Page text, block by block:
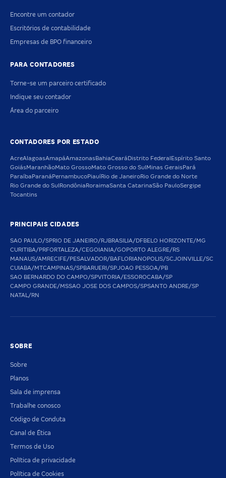
Encontre um contador
Escritórios de contabilidade
Empresas de BPO financeiro
PARA CONTADORES
Torne-se um parceiro certificado
Indique seu contador
Área do parceiro
CONTADORES POR ESTADO
AcreAlagoasAmapáAmazonas BahiaCeará Distrito Federal Espírito Santo
GoiásMaranhãoMato GrossoMato Grosso do Sul Minas Gerais Pará
Paraíba Paraná PernambucoPiauíRio de JaneiroRio Grande do Norte
Rio Grande do Sul Rondônia RoraimaSanta CatarinaSão PauloSergipe
Tocantins
PRINCIPAIS CIDADES
SAO PAULO/SPRIO DE JANEIRO/RJBRASILIA/DFBELO HORIZONTE/MG
CURITIBA/PRFORTALEZA/CEGOIANIA/GOPORTO ALEGRE/RS
MANAUS/AMRECIFE/PESALVADOR/BAFLORIANOPOLIS/SCJOINVILLE/SC
CUIABA/MTCAMPINAS/SPBARUERI/SPJOAO PESSOA/PB
SAO BERNARDO DO CAMPO/SPVITORIA/ESSOROCABA/SP
CAMPO GRANDE/MSSAO JOSE DOS CAMPOS/SPSANTO ANDRE/SP
NATAL/RN
SOBRE
Sobre
Planos
Sala de imprensa
Trabalhe conosco
Código de Conduta
Canal de Ética
Termos de Uso
Política de privacidade
Política de Cookies